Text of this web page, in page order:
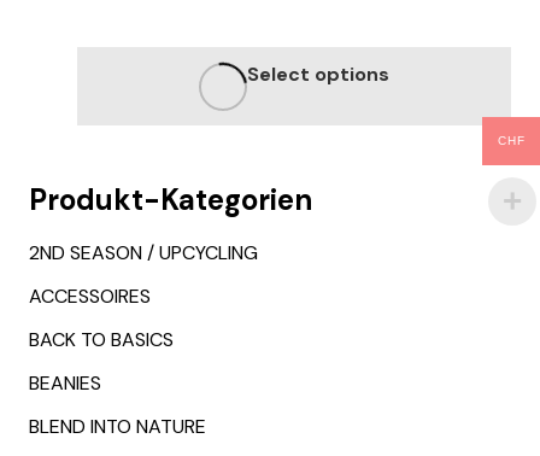
Select options
has
multiple
The
options
may
Produkt-Kategorien
2ND SEASON / UPCYCLING
ACCESSOIRES
BACK TO BASICS
BEANIES
BLEND INTO NATURE
CHF